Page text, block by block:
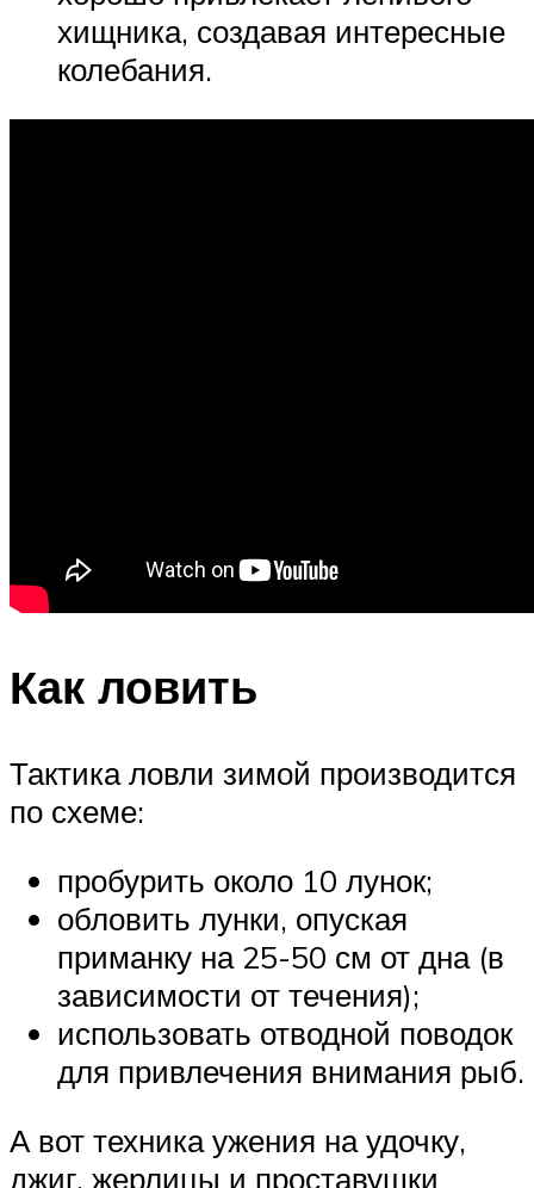
хищника, создавая интересные
колебания.
Как ловить
Тактика ловли зимой производится
по схеме:
пробурить около 10 лунок;
обловить лунки, опуская
приманку на 25-50 см от дна (в
зависимости от течения);
использовать отводной поводок
для привлечения внимания рыб.
А вот техника ужения на удочку,
джиг, жерлицы и проставушки